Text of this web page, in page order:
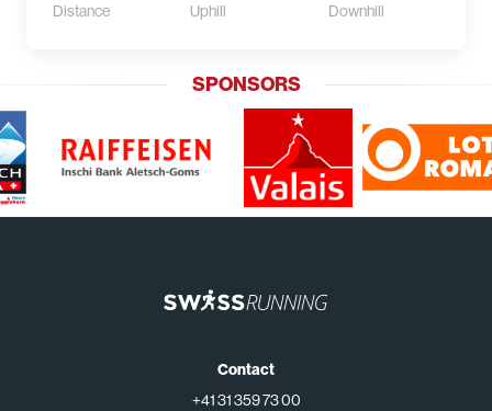
Distance Uphill Downhill
SPONSORS
Contact
+41 31 359 73 00